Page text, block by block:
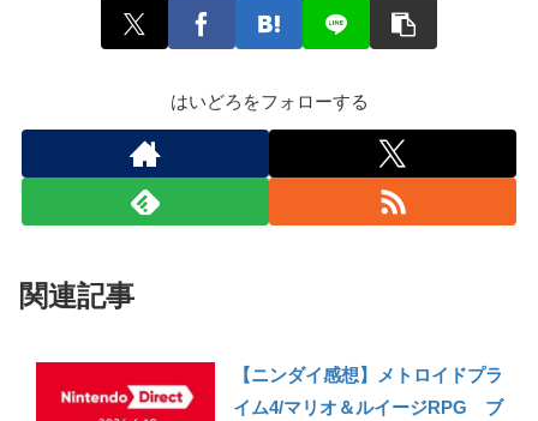
はいどろをフォローする
関連記事
【ニンダイ感想】メトロイドプラ
イム4/マリオ＆ルイージRPG ブ